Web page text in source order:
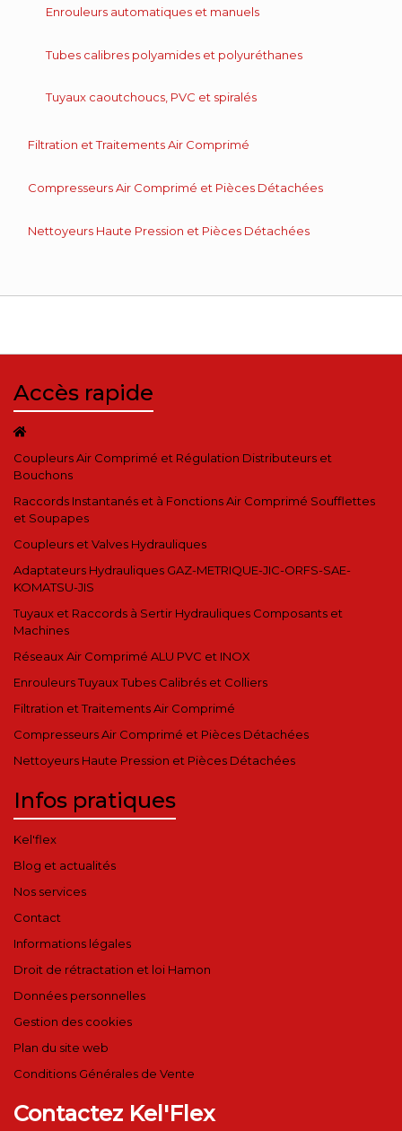
Enrouleurs automatiques et manuels
Tubes calibres polyamides et polyuréthanes
Tuyaux caoutchoucs, PVC et spiralés
Filtration et Traitements Air Comprimé
Compresseurs Air Comprimé et Pièces Détachées
Nettoyeurs Haute Pression et Pièces Détachées
Accès rapide
Coupleurs Air Comprimé et Régulation Distributeurs et
Bouchons
Raccords Instantanés et à Fonctions Air Comprimé Soufflettes
et Soupapes
Coupleurs et Valves Hydrauliques
Adaptateurs Hydrauliques GAZ-METRIQUE-JIC-ORFS-SAE-
KOMATSU-JIS
Tuyaux et Raccords à Sertir Hydrauliques Composants et
Machines
Réseaux Air Comprimé ALU PVC et INOX
Enrouleurs Tuyaux Tubes Calibrés et Colliers
Filtration et Traitements Air Comprimé
Compresseurs Air Comprimé et Pièces Détachées
Nettoyeurs Haute Pression et Pièces Détachées
Infos pratiques
Kel'flex
Blog et actualités
Nos services
Contact
Informations légales
Droit de rétractation et loi Hamon
Données personnelles
Gestion des cookies
Plan du site web
Conditions Générales de Vente
Contactez Kel'Flex